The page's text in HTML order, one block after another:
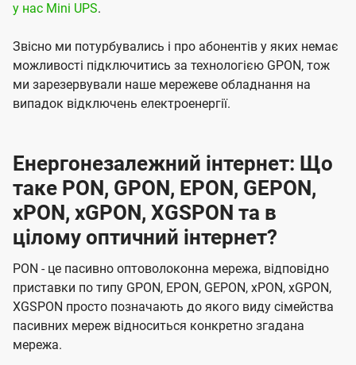
у нас Mini UPS.
Звісно ми потурбувались і про абонентів у яких немає
можливості підключитись за технологією GPON, тож
ми зарезервували наше мережеве обладнання на
випадок відключень електроенергії.
Енергонезалежний інтернет: Що
таке PON, GPON, EPON, GEPON,
xPON, xGPON, XGSPON та в
цілому оптичний інтернет?
PON - це пасивно оптоволоконна мережа, відповідно
приставки по типу GPON, EPON, GEPON, xPON, xGPON,
XGSPON просто позначають до якого виду сімейства
пасивних мереж відноситься конкретно згадана
мережа.